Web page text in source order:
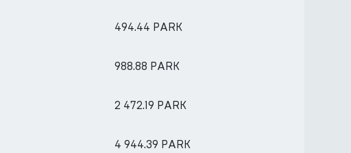
494.44 PARK
988.88 PARK
2 472.19 PARK
4 944.39 PARK